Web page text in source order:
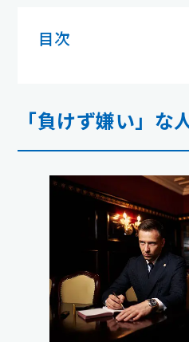
目次
「負けず嫌い」な